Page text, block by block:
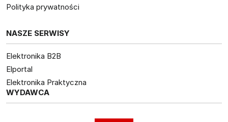
Polityka prywatności
NASZE SERWISY
Elektronika B2B
Elportal
Elektronika Praktyczna
WYDAWCA